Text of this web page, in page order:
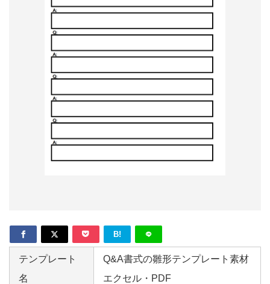
B!
テンプレート
名
Q&A書式の雛形テンプレート素材
エクセル・PDF